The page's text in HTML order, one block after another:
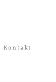
Kontakt